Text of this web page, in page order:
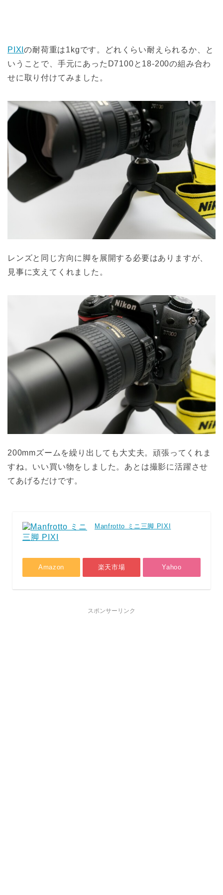
PIXIの耐荷重は1kgです。どれくらい耐えられるか、と
いうことで、手元にあったD7100と18-200の組み合わ
せに取り付けてみました。
レンズと同じ方向に脚を展開する必要はありますが、
見事に支えてくれました。
200mmズームを繰り出しても大丈夫。頑張ってくれま
すね。いい買い物をしました。あとは撮影に活躍させ
てあげるだけです。
Manfrotto ミニ三脚 PIXI
Amazon 楽天市場 Yahoo
スポンサーリンク